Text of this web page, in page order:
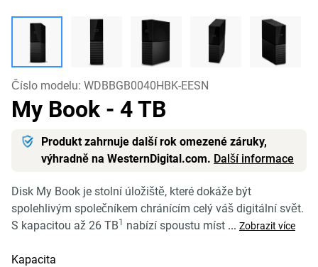
Číslo modelu: WDBBGB0040HBK-EESN
My Book - 4 TB
Produkt zahrnuje další rok omezené záruky,
výhradně na WesternDigital.com. Další informace
Disk My Book je stolní úložiště, které dokáže být
spolehlivým společníkem chránícím celý váš digitální svět.
S kapacitou až 26 TB1 nabízí spoustu míst ... Zobrazit více
Kapacita